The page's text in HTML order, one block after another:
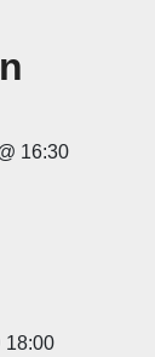
16:30
18:00